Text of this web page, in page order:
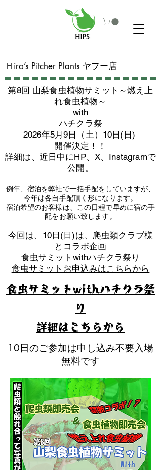
​Ｈiro’s Pitcher Plants ヤフー店
第8回 山梨食虫植物サミット～燃え上
れ食虫植物～
with
​ハチクラ祭
2026年5月9日（土）10日(日)
​開催決定！！
詳細は、近日中にHP、X、Instagramで
公開。
例年、宿泊を弊社で一括手配をしていますが、
今年は各自手配頂く形になります。
​宿泊希望のお客様は、この日程で早めに宿の手
配をお願い致します。
​今回は、10日(日)は、爬虫類クラブ様
とコラボ企画
​食虫サミットwithハチクラ祭り
食虫サミットお申込みはこちらから
10日のご参加は申し込み不要入場
無料です
食虫サミットwithハチクラ祭
り
​詳細はこちらから